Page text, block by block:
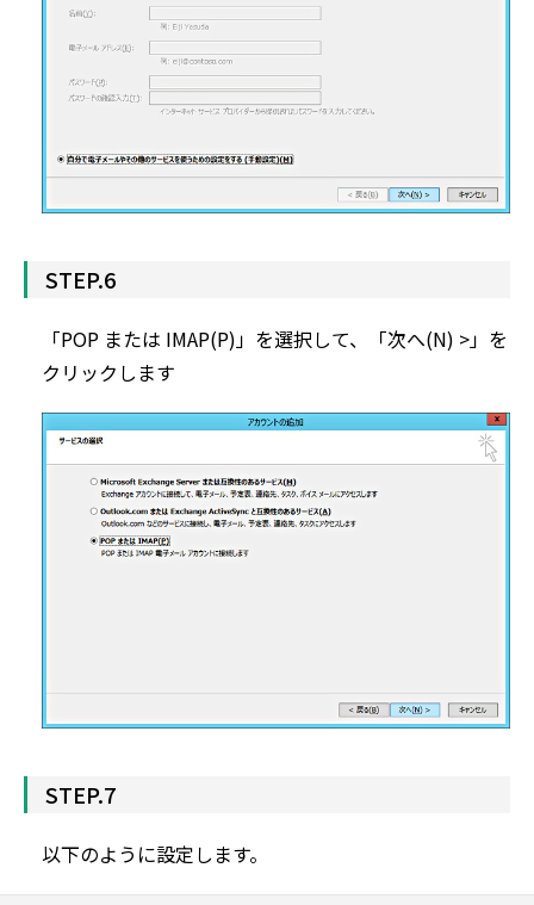
STEP.6
「POP または IMAP(P)」を選択して、「次へ(N) >」を
クリックします
STEP.7
以下のように設定します。